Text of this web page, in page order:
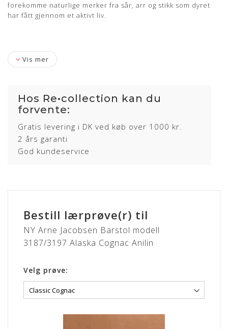
forekomme naturlige merker fra sår, arr og stikk som dyret
har fått gjennom et aktivt liv.
Vis mer
Hos Re•collection kan du
forvente:
Gratis levering i DK ved køb over 1000 kr.
2 års garanti
God kundeservice
Bestill lærprøve(r) til
NY Arne Jacobsen Barstol modell
3187/3197 Alaska Cognac Anilin
Velg prøve: